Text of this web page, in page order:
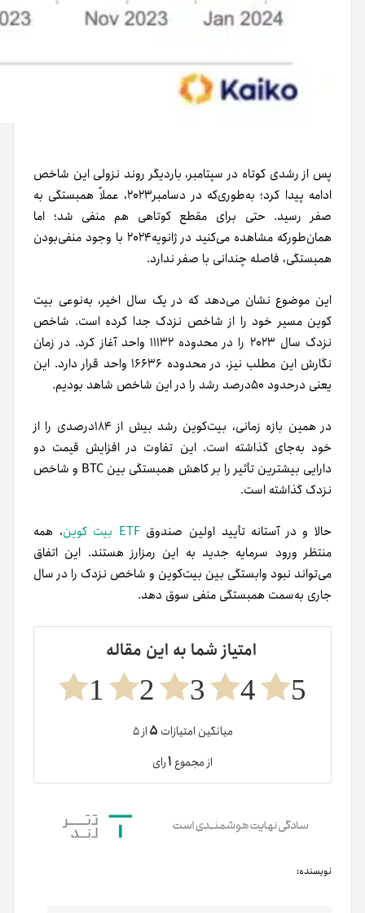
پس از رشدی کوتاه در سپتامبر، بار‌دیگر روند نزولی این شاخص
ادامه پیدا کرد؛ به‌طوری‌که در دسامبر۲۰۲۳، عملاً همبستگی به
صفر رسید. حتی برای مقطع کوتاهی هم منفی شد؛ اما
همان‌طورکه مشاهده می‌کنید در ژانویه۲۰۲۴ با وجود منفی‌بودن
همبستگی، فاصله چندانی با صفر ندارد.
این موضوع نشان می‌دهد که در یک سال اخیر، به‌نوعی بیت
کوین مسیر خود را از شاخص نزدک جدا کرده است. شاخص
نزدک سال ۲۰۲۳ را در محدوده ۱۱۱۳۲ واحد آغاز کرد. در زمان
نگارش این مطلب نیز، در محدوده ۱۶۶۳۶ واحد قرار دارد. این
یعنی در‌حدود ۵۰درصد رشد را در این شاخص شاهد بودیم.
در همین بازه زمانی، بیت‌کوین رشد بیش از ۱۸۴درصدی را از
خود به‌جای گذاشته است. این تفاوت در افزایش قیمت دو
دارایی بیشترین تأثیر را بر کاهش همبستگی بین BTC و شاخص
نزدک گذاشته است.
حالا و در آستانه تأیید اولین صندوقETF بیت کوین
، همه
منتظر ورود سرمایه جدید به این رمزارز هستند. این اتفاق
می‌تواند نبود وابستگی بین بیت‌کوین و شاخص نزدک را در سال
جاری به‌سمت همبستگی منفی سوق دهد.
امتیاز شما به این مقاله
5
4
3
2
1
میانگین امتیازات ۵از ۵
از مجموع۱رای
نویسنده: